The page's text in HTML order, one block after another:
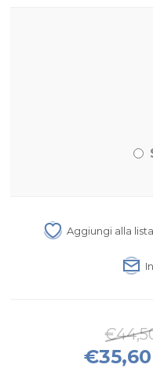
Aggiungi alla